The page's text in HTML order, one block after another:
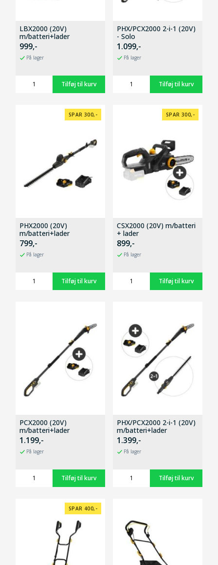
LBX2000 (20V)
m/batteri+lader
999,-
På lager
PHX/PCX2000 2-i-1 (20V)
- Solo
1.099,-
På lager
SPAR 300,-
PHX2000 (20V)
m/batteri+lader
799,-
På lager
SPAR 300,-
CSX2000 (20V) m/batteri
+ lader
899,-
På lager
PCX2000 (20V)
m/batteri+lader
1.199,-
På lager
PHX/PCX2000 2-i-1 (20V)
m/batteri+lader
1.399,-
På lager
SPAR 400,-